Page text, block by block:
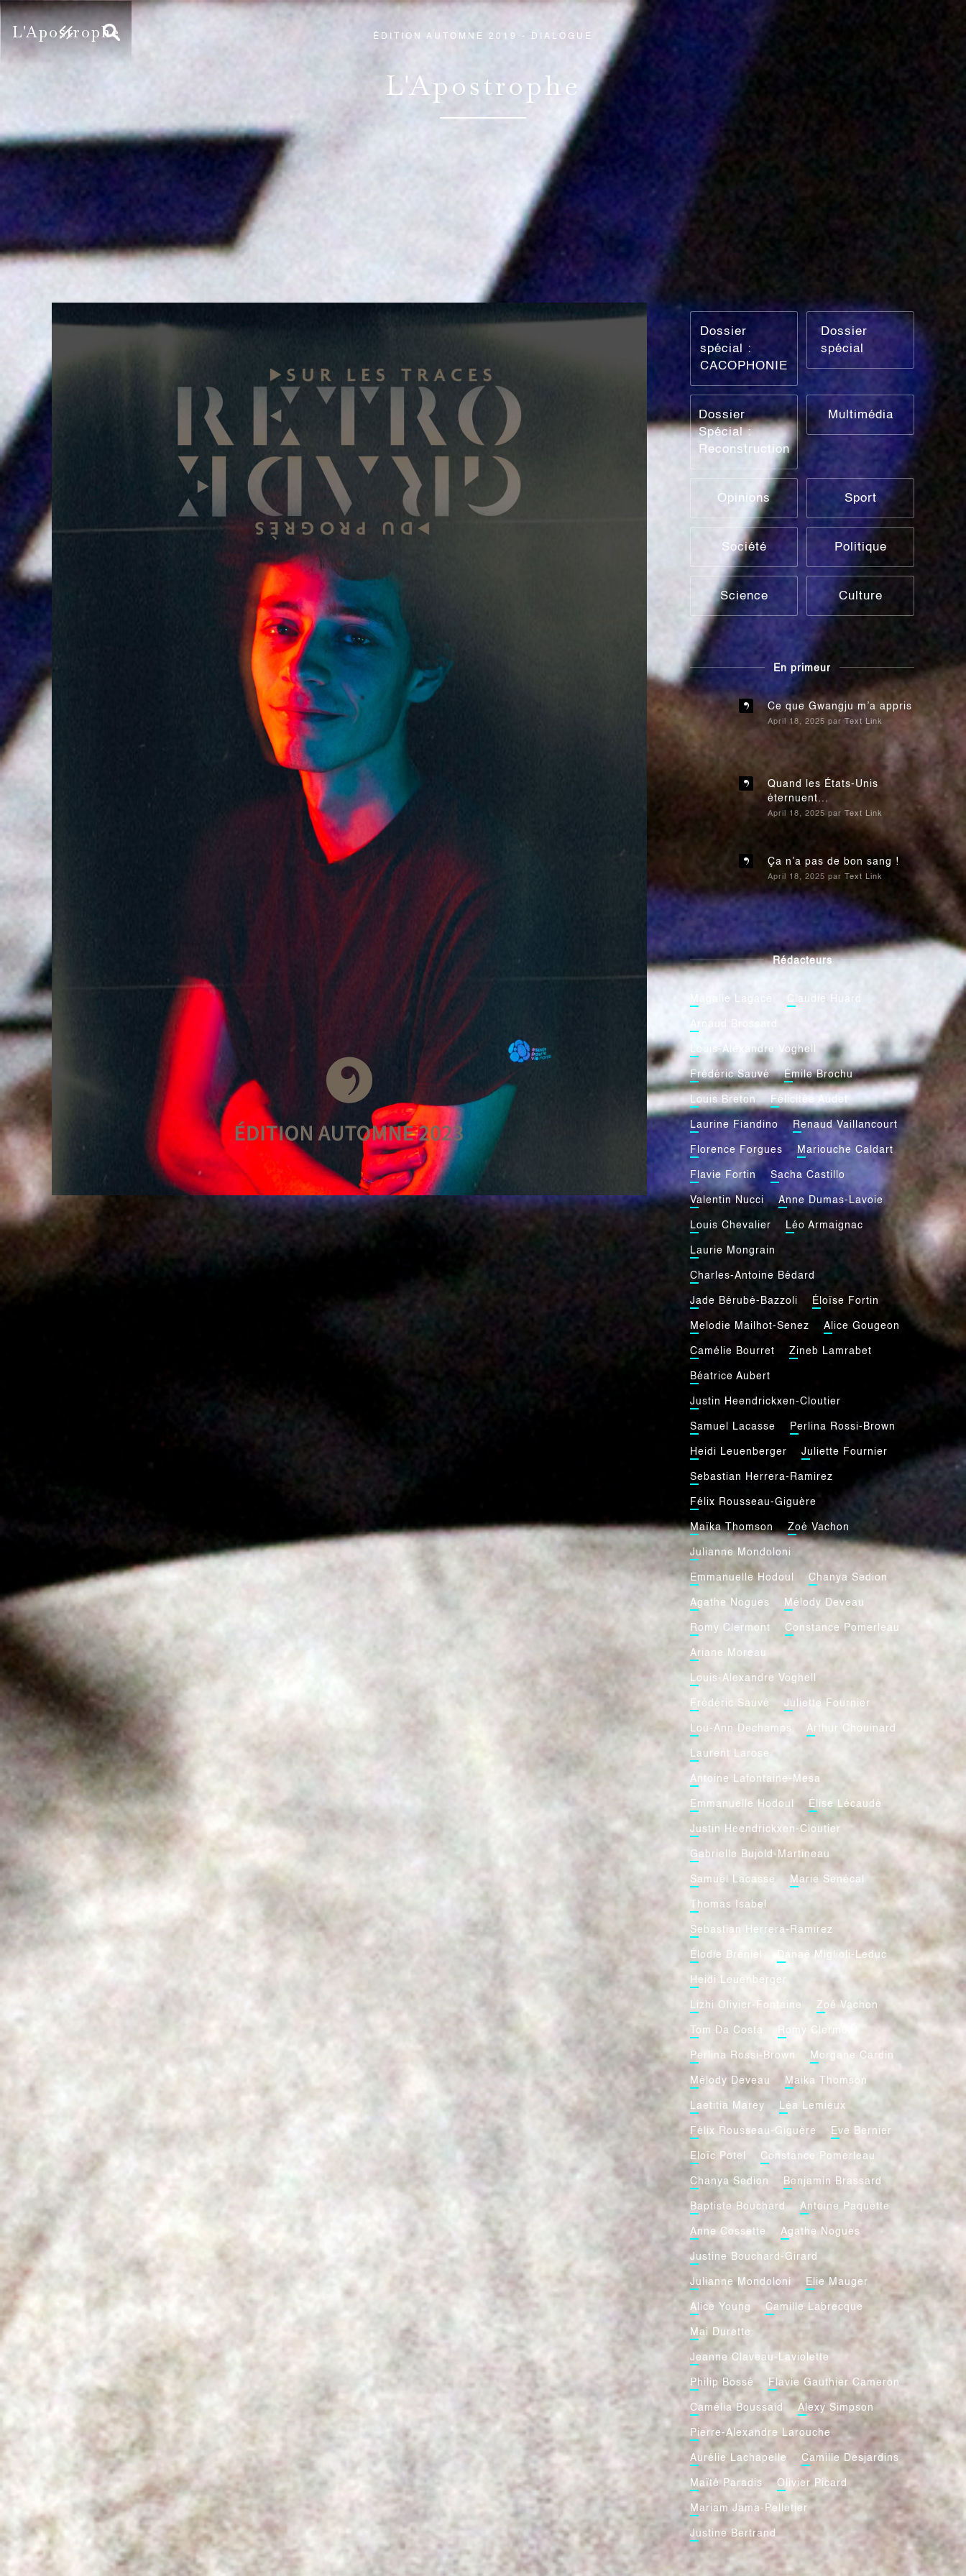
L'Apostrophe ÉDITION AUTOMNE 2019 - DIALOGUE
L'Apostrophe
Dossier
spécial :
CACOPHONIE
Dossier
spécial
Dossier
Spécial :
Reconstruction
Multimédia
Opinions Sport
Société Politique
Science Culture
En primeur
Ce que Gwangju m’a appris
April 18, 2025 par Text Link
Quand les États-Unis
éternuent...
April 18, 2025 par Text Link
Ça n’a pas de bon sang !
April 18, 2025 par Text Link
Rédacteurs
Magalie Lagacé Claudie Huard
Arnaud Brossard
Louis-Alexandre Voghell
Frédéric Sauvé Émile Brochu
Louis Breton Félicitée Audet
Laurine Fiandino Renaud Vaillancourt
Florence Forgues Mariouche Caldart
Flavie Fortin Sacha Castillo
Valentin Nucci Anne Dumas-Lavoie
Louis Chevalier Léo Armaignac
Laurie Mongrain
Charles-Antoine Bédard
Jade Bérubé-Bazzoli Éloïse Fortin
Melodie Mailhot-Senez Alice Gougeon
Camélie Bourret Zineb Lamrabet
Béatrice Aubert
Justin Heendrickxen-Cloutier
Samuel Lacasse Perlina Rossi-Brown
Heidi Leuenberger Juliette Fournier
Sebastian Herrera-Ramirez
Félix Rousseau-Giguère
Maïka Thomson Zoé Vachon
Julianne Mondoloni
Emmanuelle Hodoul Chanya Sedion
Agathe Nogues Mélody Deveau
Romy Clermont Constance Pomerleau
Ariane Moreau
Louis-Alexandre Voghell
Frédéric Sauvé Juliette Fournier
Lou-Ann Dechamps Arthur Chouinard
Laurent Larose
Antoine Lafontaine-Mesa
Emmanuelle Hodoul Élise Lécaudé
Justin Heendrickxen-Cloutier
Gabrielle Bujold-Martineau
Samuel Lacasse Marie Senécal
Thomas Isabel
Sebastian Herrera-Ramirez
Élodie Bréniel Danaë Miglioli-Leduc
Heidi Leuenberger
Lizhi Olivier-Fontaine Zoé Vachon
Tom Da Costa Romy Clermont
Perlina Rossi-Brown Morgane Cardin
Mélody Deveau Maika Thomson
Laetitia Marey Léa Lemieux
Félix Rousseau-Giguère Eve Bernier
Eloïc Potel Constance Pomerleau
Chanya Sedion Benjamin Brassard
Baptiste Bouchard Antoine Paquette
Anne Cossette Agathe Nogues
Justine Bouchard-Girard
Julianne Mondoloni Elie Mauger
Alice Young Camille Labrecque
Mai Durette
Jeanne Claveau-Laviolette
Philip Bossé Flavie Gauthier Cameron
Camélia Boussaid Alexy Simpson
Pierre-Alexandre Larouche
Aurélie Lachapelle Camille Desjardins
Maïté Paradis Olivier Picard
Mariam Jama-Pelletier
Justine Bertrand